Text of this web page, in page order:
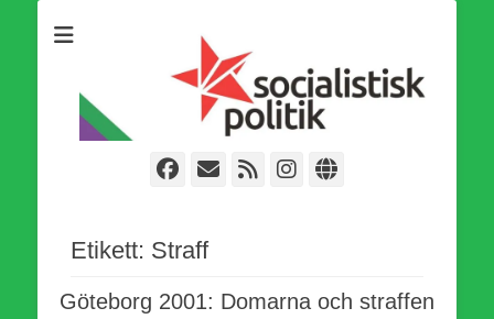
världsomfattande socialistiska Fjärde Internationalen och en viktig
tillgång i kampen för en socialistisk framtid!
Facebook
E-
Webbflöde
Instagram
Webbplats
Etikett: Straff
Göteborg 2001: Domarna och straffen